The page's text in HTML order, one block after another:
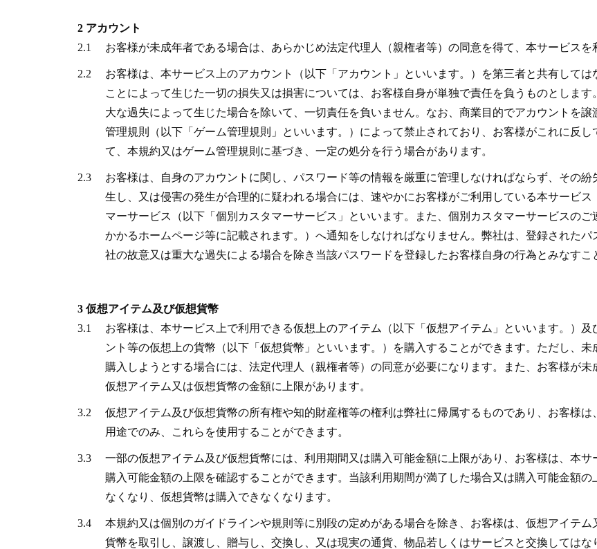
2 アカウント
2.1
お客様が未成年者である場合は、あらかじめ法定代理人（親権者等）の同意を得て、本サービスを
2.2
お客様は、本サービス上のアカウント（以下「アカウント」といいます。）を第三者と共有して
ことによって生じた一切の損失又は損害については、お客様自身が単独で責任を負うものとしま
大な過失によって生じた場合を除いて、一切責任を負いません。なお、商業目的でアカウントを
管理規則（以下「ゲーム管理規則」といいます。）によって禁止されており、お客様がこれに反
て、本規約又はゲーム管理規則に基づき、一定の処分を行う場合があります。
2.3
お客様は、自身のアカウントに関し、パスワード等の情報を厳重に管理しなければならず、その
生し、又は侵害の発生が合理的に疑われる場合には、速やかにお客様がご利用している本サービ
マーサービス（以下「個別カスタマーサービス」といいます。また、個別カスタマーサービスの
かかるホームページ等に記載されます。）へ通知をしなければなりません。弊社は、登録された
社の故意又は重大な過失による場合を除き当該パスワードを登録したお客様自身の行為とみなすこ
3 仮想アイテム及び仮想貨幣
3.1
お客様は、本サービス上で利用できる仮想上のアイテム（以下「仮想アイテム」といいます。）
ント等の仮想上の貨幣（以下「仮想貨幣」といいます。）を購入することができます。ただし、
購入しようとする場合には、法定代理人（親権者等）の同意が必要になります。また、お客様が
仮想アイテム又は仮想貨幣の金額に上限があります。
3.2
仮想アイテム及び仮想貨幣の所有権や知的財産権等の権利は弊社に帰属するものであり、お客様
用途でのみ、これらを使用することができます。
3.3
一部の仮想アイテム及び仮想貨幣には、利用期間又は購入可能金額に上限があり、お客様は、本
購入可能金額の上限を確認することができます。当該利用期間が満了した場合又は購入可能金額
なくなり、仮想貨幣は購入できなくなります。
3.4
本規約又は個別のガイドラインや規則等に別段の定めがある場合を除き、お客様は、仮想アイテ
貨幣を取引し、譲渡し、贈与し、交換し、又は現実の通貨、物品若しくはサービスと交換してはな